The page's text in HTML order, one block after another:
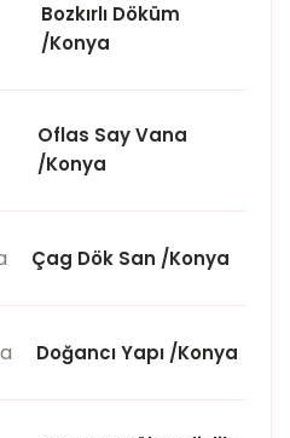
Bozkırlı Döküm
/Konya
Oflas Say Vana
/Konya
Çag Dök San /Konya
Doğancı Yapı /Konya